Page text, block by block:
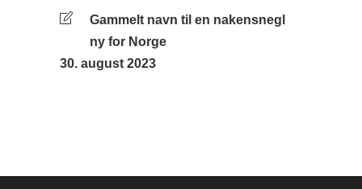
Gammelt navn til en nakensnegl
ny for Norge
30. august 2023